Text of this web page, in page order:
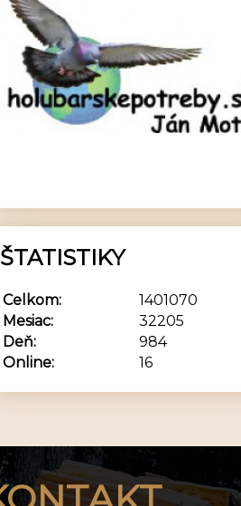
ŠTATISTIKY
Online: 16
Celkom:
1401070
Mesiac:
32205
Deň:
984